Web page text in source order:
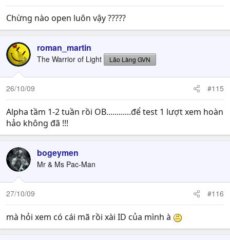
Chừng nào open luôn vậy ?????
roman_martin
The Warrior of Light Lão Làng GVN
26/10/09 #115
Alpha tầm 1-2 tuần rồi OB............để test 1 lượt xem hoàn
hảo không đã !!!
bogeymen
Mr & Ms Pac-Man
27/10/09 #116
mà hỏi xem có cái mã rồi xài ID của mình à